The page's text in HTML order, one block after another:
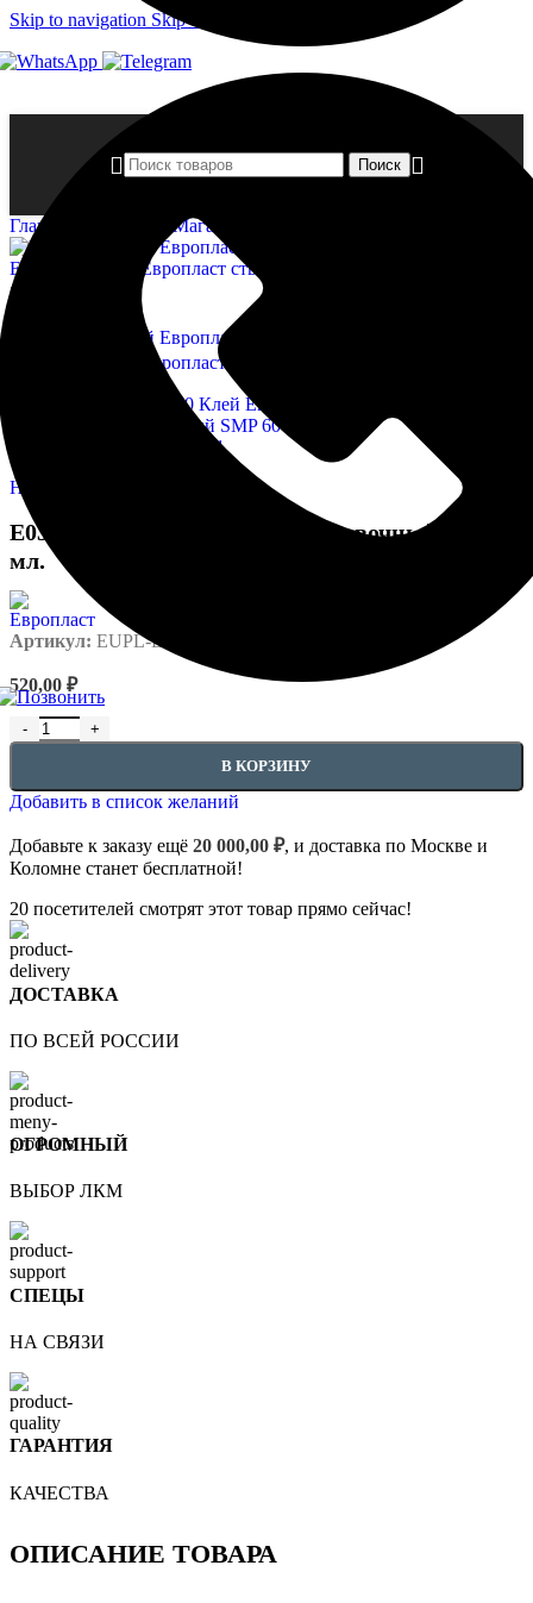
Skip to navigation Skip to main content
Поиск
Главная страница Магазин
E02.S.290 Клей Европласт стыковочный SMP 290 мл.
399,00
E12.S.290 Клей Европласт стыковочный PU 290 мл.
Нажмите, чтобы увеличить
E03.S.60 Клей Европласт стыковочный SMP 60
мл.
Артикул: EUPL-E03.S.60
520,00 ₽
Количество товара E03.S.60 Клей Европласт стыковочный
В КОРЗИНУ
Добавить в список желаний
Добавьте к заказу ещё 20 000,00 ₽, и доставка по Москве и
Коломне станет бесплатной!
20 посетителей смотрят этот товар прямо сейчас!
ДОСТАВКА
ПО ВСЕЙ РОССИИ
ОГРОМНЫЙ
ВЫБОР ЛКМ
СПЕЦЫ
НА СВЯЗИ
ГАРАНТИЯ
КАЧЕСТВА
ОПИСАНИЕ ТОВАРА